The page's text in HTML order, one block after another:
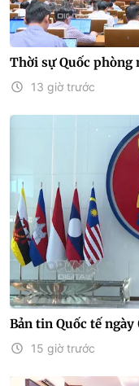
Thời sự Quốc phòng
13 giờ trước
Bản tin Quốc tế
15 giờ trước